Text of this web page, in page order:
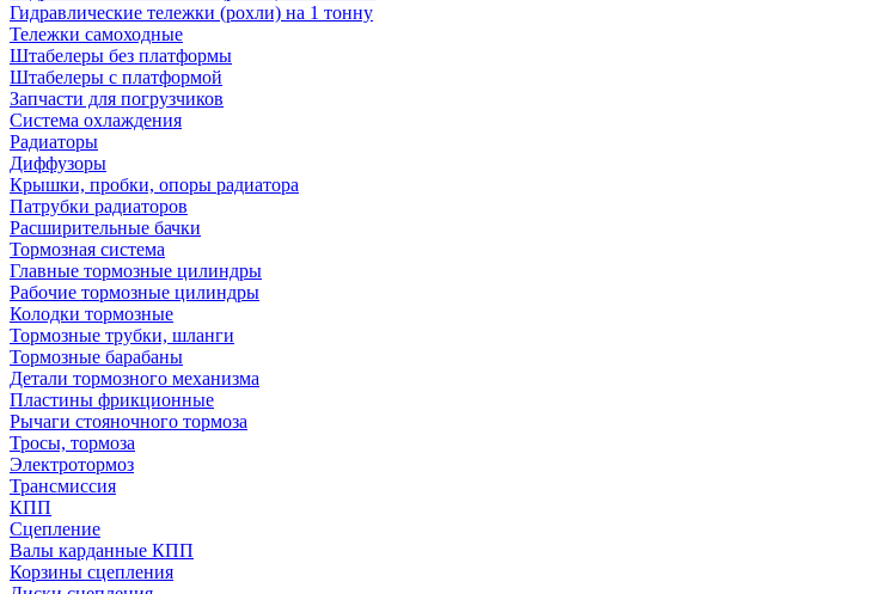
Гидравлические тележки (рохли) на 1 тонну
Тележки самоходные
Штабелеры без платформы
Штабелеры с платформой
Запчасти для погрузчиков
Система охлаждения
Радиаторы
Диффузоры
Крышки, пробки, опоры радиатора
Патрубки радиаторов
Расширительные бачки
Тормозная система
Главные тормозные цилиндры
Рабочие тормозные цилиндры
Колодки тормозные
Тормозные трубки, шланги
Тормозные барабаны
Детали тормозного механизма
Пластины фрикционные
Рычаги стояночного тормоза
Тросы, тормоза
Электротормоз
Трансмиссия
КПП
Сцепление
Валы карданные КПП
Корзины сцепления